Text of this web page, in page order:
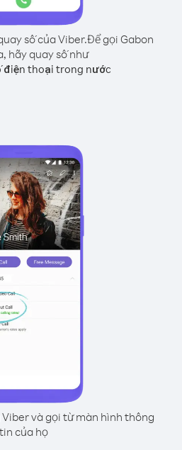
số của Viber.Để gọi Gabon
hãy quay số như
điện thoại trong nước
và gọi từ màn hình thông
tin của họ